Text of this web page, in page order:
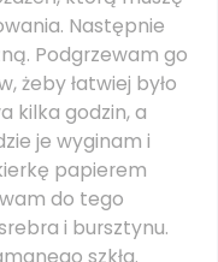
Następnie
Podgrzewam go
żeby łatwiej było
kilka godzin, a
je wyginam i
papierem
do tego
i bursztynu.